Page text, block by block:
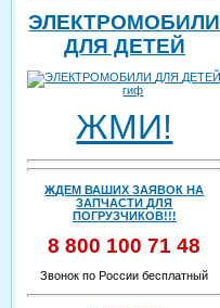
ЭЛЕКТРОМОБИЛИ
ДЛЯ ДЕТЕЙ
ЖМИ!
ЖДЕМ ВАШИХ ЗАЯВОК НА
ЗАПЧАСТИ ДЛЯ
ПОГРУЗЧИКОВ!!!
8 800 100 71 48
Звонок по России бесплатный